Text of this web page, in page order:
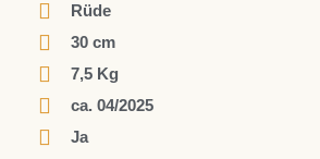
Rüde
30 cm
7,5 Kg
ca. 04/2025
Ja